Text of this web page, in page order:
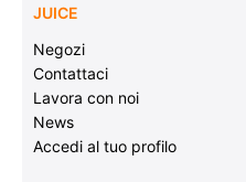
JUICE
Negozi
Contattaci
Lavora con noi
News
Accedi al tuo profilo